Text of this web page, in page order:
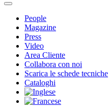
People
Magazine
Press
Video
Area Cliente
Collabora con noi
Scarica le schede tecniche
Cataloghi